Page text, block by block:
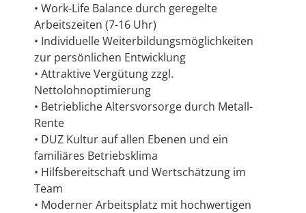
• Work-Life Balance durch geregelte
Arbeitszeiten (7-16 Uhr)
• Individuelle Weiterbildungsmöglichkeiten
zur persönlichen Entwicklung
• Attraktive Vergütung zzgl.
Nettolohnoptimierung
• Betriebliche Altersvorsorge durch Metall-
Rente
• DUZ Kultur auf allen Ebenen und ein
familiäres Betriebsklima
• Hilfsbereitschaft und Wertschätzung im
Team
• Moderner Arbeitsplatz mit hochwertigen